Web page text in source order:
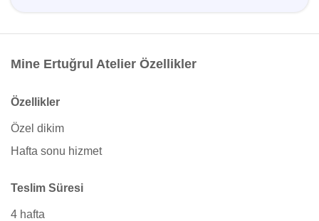
Mine Ertuğrul Atelier Özellikler
Özellikler
Özel dikim
Hafta sonu hizmet
Teslim Süresi
4 hafta